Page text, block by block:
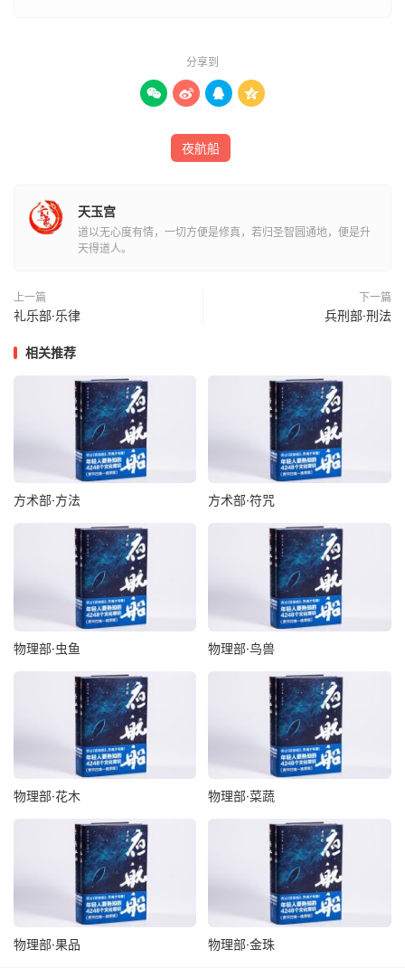
吴起临战，左右进剑，起曰：“将专主旗鼓，临难决疑，挥
授斧钺
立，主亲操斧钺，持斧头，授将军其柄，曰：“从此上至天
者，将军制之。”复持斧头，授将军其柄，曰：“从此下至渊
者，将军制之。”
秦穆公伐晋，及河，将军劳之，醪唯一杯。蹇叔曰：“一杯
可以投河而酿也。”穆公乃以醪投河，三军皆取饮之。
吮疽
吴起为魏将攻中山。卒有患疽者，起为吮之。卒母闻而哭。
人曰：“子，卒也，而将军自吮其疽，何哭为？”答曰：“往年
吴公吮其父，其父战不旋踵，遂死敌。今又吮其子，妾不知
死所矣。”后起之楚，卒果见杀。
纶巾羽扇
诸葛武侯与司马懿治军渭滨，克日夜战。司马懿戎服莅事，
使人视武侯独乘素车，纶巾羽扇，指挥三军，随其进止。司
马懿叹曰：“诸葛君可谓名士矣！”
金钩
阖闾既宝莫邪，复令国中作金钩，令曰：“能为善钩者赏千
金。”有人贪赏，乃杀其二子，以血衅金，遂成二钩，献
之，王曰：“钩有何异？”曰：“臣之作钩，贪赏而杀二子，衅
以成钩，是与众异。”遂向钩而呼二子之名，曰：“吴鸿、扈
嵇，我在此！”声未绝，而两钩俱飞，着父之胸。吴王大
惊，乃赏之。遂服之不去身。
分享到
   
夜航船
天玉宫
道以无心度有情，一切方便是修真，若归圣智圆通地，便是升
天得道人。
上一篇
礼乐部·乐律
下一篇
兵刑部·刑法
相关推荐
方术部·方法 方术部·符咒
物理部·虫鱼 物理部·鸟兽
物理部·花木 物理部·菜蔬
物理部·果品 物理部·金珠